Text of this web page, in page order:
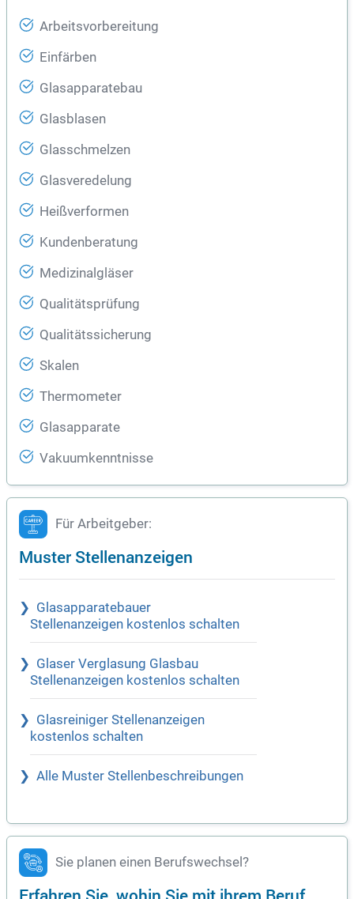
Arbeitsvorbereitung
Einfärben
Glasapparatebau
Glasblasen
Glasschmelzen
Glasveredelung
Heißverformen
Kundenberatung
Medizinalgläser
Qualitätsprüfung
Qualitätssicherung
Skalen
Thermometer
Glasapparate
Vakuumkenntnisse
Für Arbeitgeber:
Muster Stellenanzeigen
Glasapparatebauer
Stellenanzeigen kostenlos schalten
Glaser Verglasung Glasbau
Stellenanzeigen kostenlos schalten
Glasreiniger Stellenanzeigen
kostenlos schalten
Alle Muster Stellenbeschreibungen
Sie planen einen Berufswechsel?